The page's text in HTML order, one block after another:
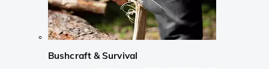
Bushcraft & Survival